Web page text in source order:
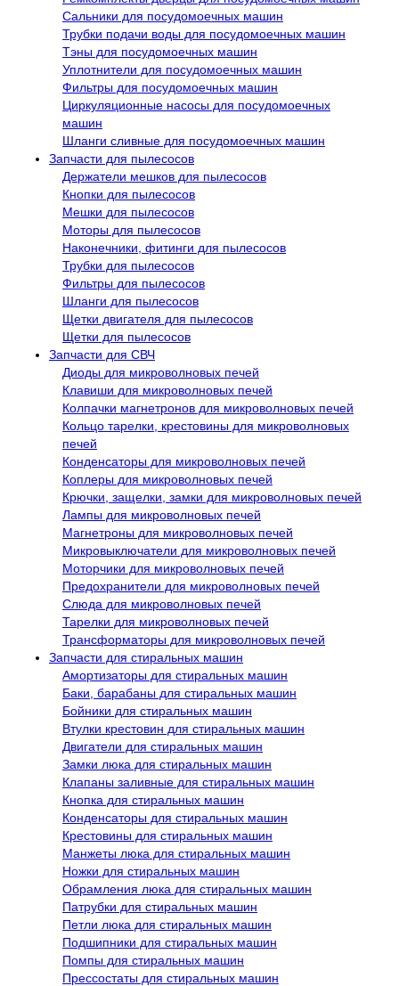
Сальники для посудомоечных машин
Трубки подачи воды для посудомоечных машин
Тэны для посудомоечных машин
Уплотнители для посудомоечных машин
Фильтры для посудомоечных машин
Циркуляционные насосы для посудомоечных
машин
Шланги сливные для посудомоечных машин
Запчасти для пылесосов
Держатели мешков для пылесосов
Кнопки для пылесосов
Мешки для пылесосов
Моторы для пылесосов
Наконечники, фитинги для пылесосов
Трубки для пылесосов
Фильтры для пылесосов
Шланги для пылесосов
Щетки двигателя для пылесосов
Щетки для пылесосов
Запчасти для СВЧ
Диоды для микроволновых печей
Клавиши для микроволновых печей
Колпачки магнетронов для микроволновых печей
Кольцо тарелки, крестовины для микроволновых
печей
Конденсаторы для микроволновых печей
Коплеры для микроволновых печей
Крючки, защелки, замки для микроволновых печей
Лампы для микроволновых печей
Магнетроны для микроволновых печей
Микровыключатели для микроволновых печей
Моторчики для микроволновых печей
Предохранители для микроволновых печей
Слюда для микроволновых печей
Тарелки для микроволновых печей
Трансформаторы для микроволновых печей
Запчасти для стиральных машин
Амортизаторы для стиральных машин
Баки, барабаны для стиральных машин
Бойники для стиральных машин
Втулки крестовин для стиральных машин
Двигатели для стиральных машин
Замки люка для стиральных машин
Клапаны заливные для стиральных машин
Кнопка для стиральных машин
Конденсаторы для стиральных машин
Крестовины для стиральных машин
Манжеты люка для стиральных машин
Ножки для стиральных машин
Обрамления люка для стиральных машин
Патрубки для стиральных машин
Петли люка для стиральных машин
Подшипники для стиральных машин
Помпы для стиральных машин
Прессостаты для стиральных машин